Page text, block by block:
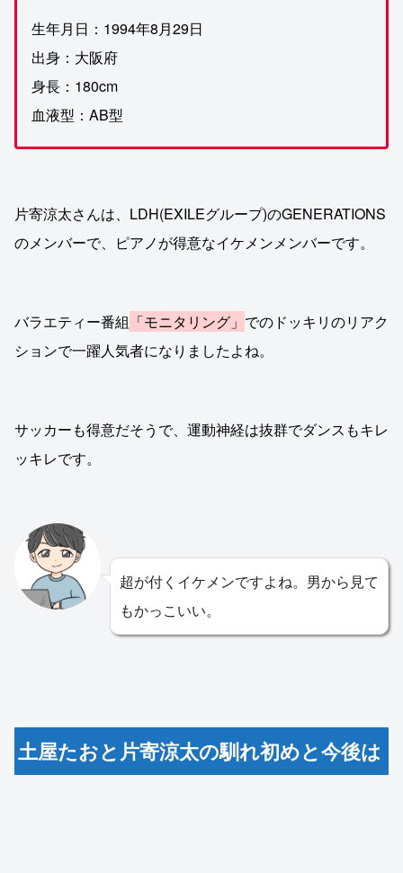
生年月日：1994年8月29日
出身：大阪府
身長：180cm
血液型：AB型
片寄涼太さんは、LDH(EXILEグループ)のGENERATIONS
のメンバーで、ピアノが得意なイケメンメンバーです。
バラエティー番組 「モニタリング」 でのドッキリのリアク
ションで一躍人気者になりましたよね。
サッカーも得意だそうで、運動神経は抜群でダンスもキレ
ッキレです。
超が付くイケメンですよね。男から見て
もかっこいい。
土屋たおと片寄涼太の馴れ初めと今後は